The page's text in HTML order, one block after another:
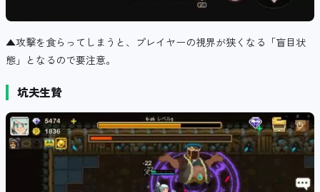
▲攻撃を食らってしまうと、プレイヤーの視界が狭くなる「盲目状
態」となるので要注意。
坑夫生贄